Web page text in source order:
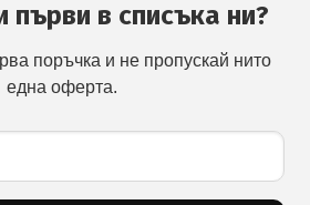
първи в списъка ни?
поръчка и не пропускай нито
една оферта.